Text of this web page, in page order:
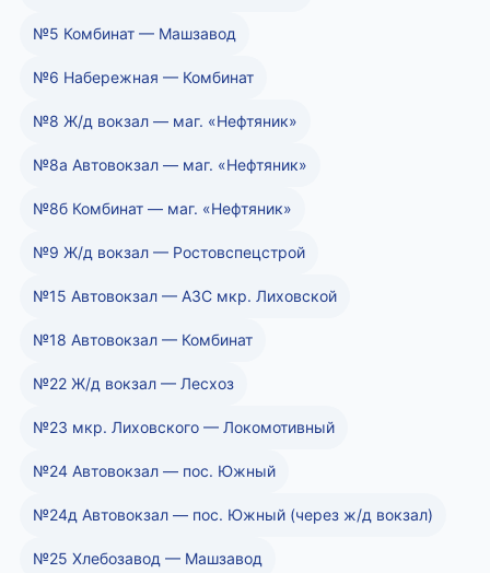
№5 Комбинат — Машзавод
№6 Набережная — Комбинат
№8 Ж/д вокзал — маг. «Нефтяник»
№8а Автовокзал — маг. «Нефтяник»
№8б Комбинат — маг. «Нефтяник»
№9 Ж/д вокзал — Ростовспецстрой
№15 Автовокзал — АЗС мкр. Лиховской
№18 Автовокзал — Комбинат
№22 Ж/д вокзал — Лесхоз
№23 мкр. Лиховского — Локомотивный
№24 Автовокзал — пос. Южный
№24д Автовокзал — пос. Южный (через ж/д вокзал)
№25 Хлебозавод — Машзавод